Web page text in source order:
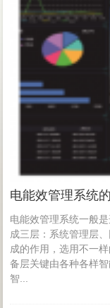
电能效管理系统
电能效管理系统一般
成三层：系统管理层
成的作用，选用不一
备层关键由各种各样
智...